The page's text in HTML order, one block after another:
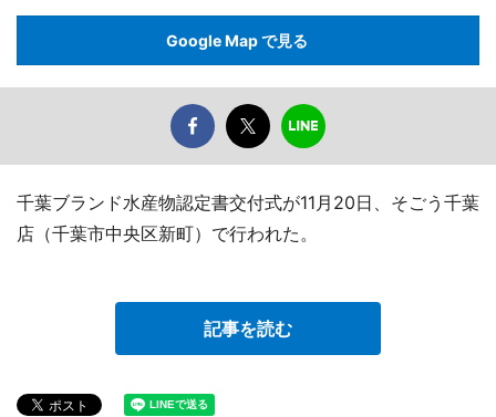
Google Map で見る
千葉ブランド水産物認定書交付式が11月20日、そごう千葉
店（千葉市中央区新町）で行われた。
記事を読む